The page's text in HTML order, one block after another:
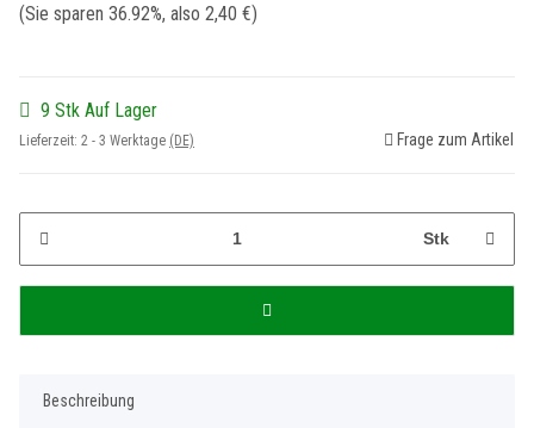
(Sie sparen 36.92%, also 2,40 €)
9 Stk Auf Lager
Lieferzeit: 2 - 3 Werktage (DE) Frage zum Artikel
Stk
Beschreibung